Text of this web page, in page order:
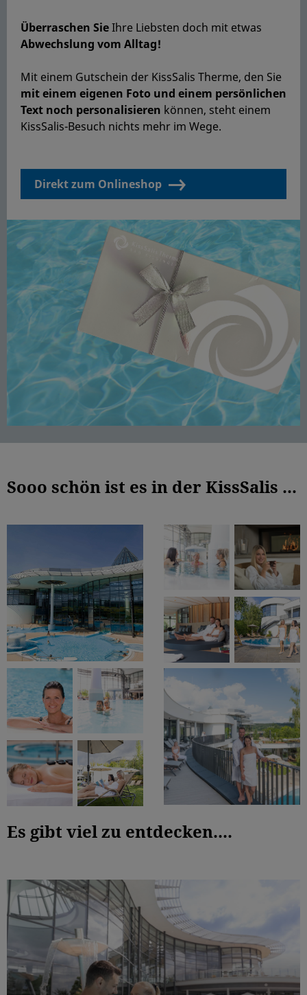
Überraschen SieIhre Liebsten doch mit etwas
Abwechslung vom Alltag!
Mit einem Gutschein der KissSalis Therme, den Sie
mit einem eigenen Foto und einem persönlichen
Text noch personalisieren können, steht einem
KissSalis-Besuch nichts mehr im Wege.
Direkt zum Onlineshop
Sooo schön ist es in der KissSalis ...
Es gibt viel zu entdecken....